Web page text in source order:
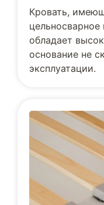
Кровать,
цельносварное
обладает
основание не
эксплуатации.